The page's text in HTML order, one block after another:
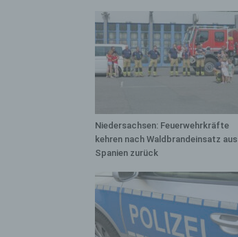
Niedersachsen: Feuerwehrkräfte
kehren nach Waldbrandeinsatz aus
Spanien zurück